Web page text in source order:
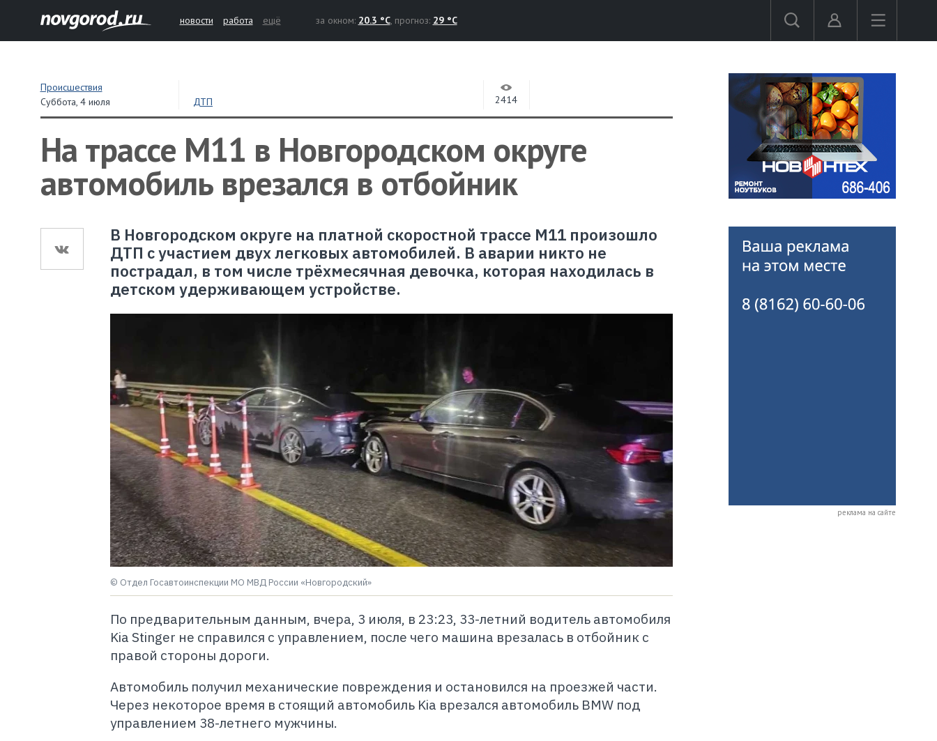
новости работа ещё за окном: 20.3 °C, прогноз: 29 °C
Происшествия
Суббота, 4 июля ДТП 2414
На трассе М11 в Новгородском округе
автомобиль врезался в отбойник
В Новгородском округе на платной скоростной трассе М11 произошло
ДТП с участием двух легковых автомобилей. В аварии никто не
пострадал, в том числе трёхмесячная девочка, которая находилась в
детском удерживающем устройстве.
© Отдел Госавтоинспекции МО МВД России «Новгородский»
По предварительным данным, вчера, 3 июля, в 23:23, 33-летний водитель автомобиля
Kia Stinger не справился с управлением, после чего машина врезалась в отбойник с
правой стороны дороги.
Автомобиль получил механические повреждения и остановился на проезжей части.
Через некоторое время в стоящий автомобиль Kia врезался автомобиль BMW под
управлением 38-летнего мужчины.
реклама на сайте